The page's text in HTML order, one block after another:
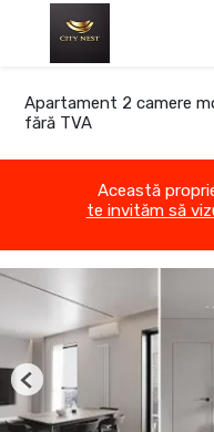
Apartament 2 camere
fără TVA
Această
te invităm să
Previous